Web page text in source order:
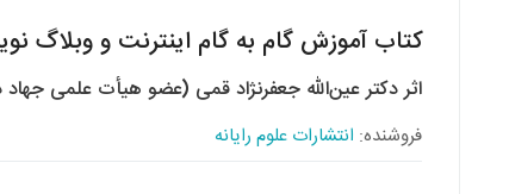
کتاب آموزش گام به گام اینترنت و وبلاگ
اثر دکتر عین‌الله جعفرنژاد قمی (عضو هیأت علمی جهاد
فروشنده: انتشارات علوم رایانه